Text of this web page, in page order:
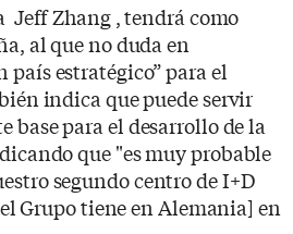
Jeff Zhang , tendrá como
al que no duda en
estratégico” para el
indica que puede servir
base para el desarrollo de la
que "es muy probable
segundo centro de I+D
Grupo tiene en Alemania] en